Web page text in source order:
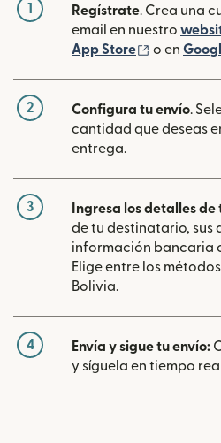
1 Regístrate. Crea una
email en nuestro
App Store
(se abre
o en
2 Configura tu envío.
cantidad que deseas
entrega.
3 Ingresa los detalles de
de tu destinatario, sus
información bancaria
Elige entre los
Bolivia.
4 Envía y sigue tu envío:
y síguela en tiempo